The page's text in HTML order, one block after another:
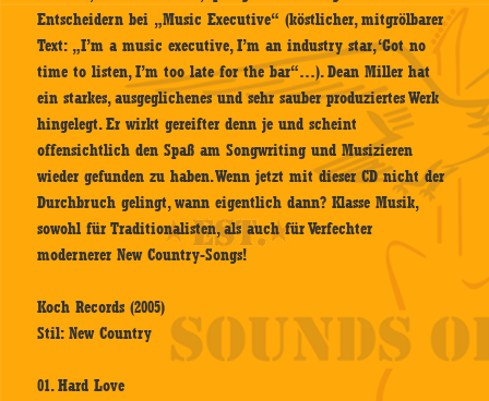
Entscheidern bei „Music Executive“ (köstlicher, mitgrölbarer
Text: „I’m a music executive, I’m an industry star, ‘Got no
time to listen, I’m too late for the bar“…). Dean Miller hat
ein starkes, ausgeglichenes und sehr sauber produziertes Werk
hingelegt. Er wirkt gereifter denn je und scheint
offensichtlich den Spaß am Songwriting und Musizieren
wieder gefunden zu haben. Wenn jetzt mit dieser CD nicht der
Durchbruch gelingt, wann eigentlich dann? Klasse Musik,
sowohl für Traditionalisten, als auch für Verfechter
modernerer New Country-Songs!
Koch Records (2005)
Stil: New Country
01. Hard Love